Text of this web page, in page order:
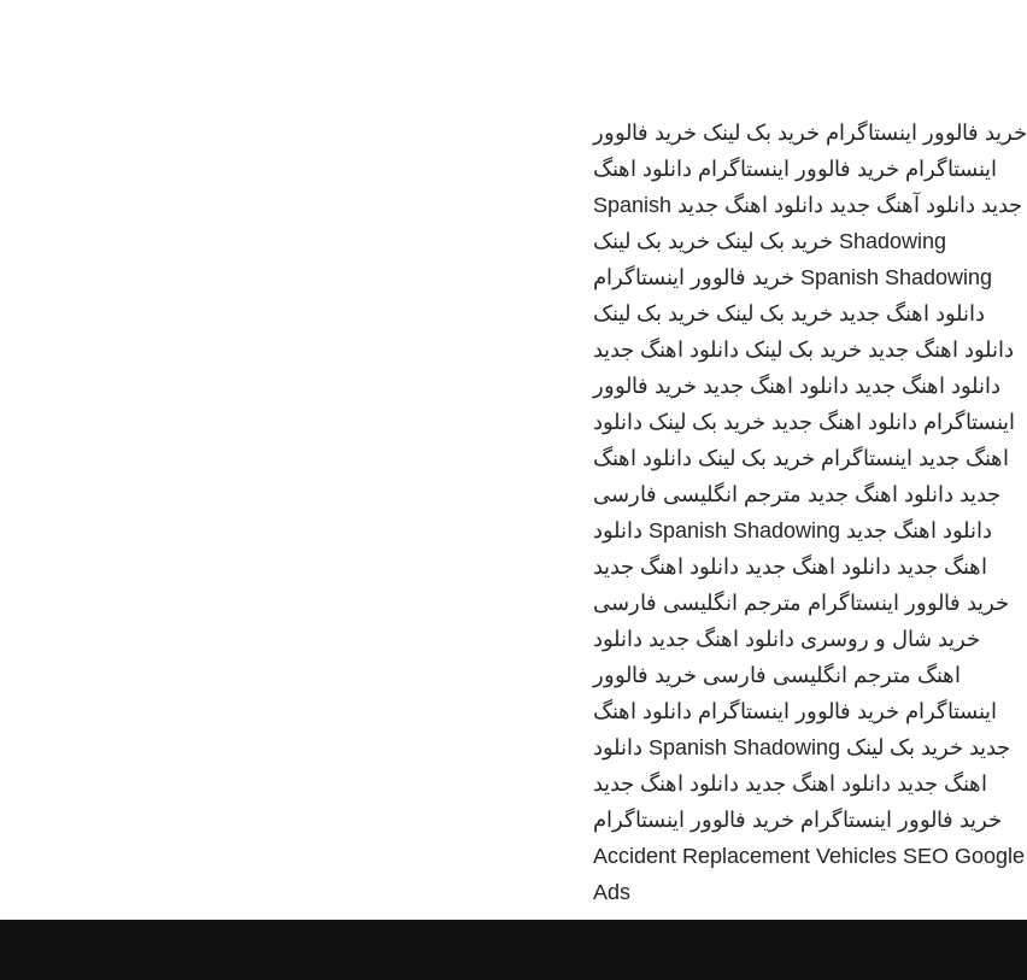
خرید فالوور اینستاگرام خرید بک لینک خرید فالوور
اینستاگرام خرید فالوور اینستاگرام دانلود اهنگ
جدید دانلود آهنگ جدید دانلود اهنگ جدید Spanish
Shadowing خرید بک لینک خرید بک لینک
Spanish Shadowing خرید فالوور اینستاگرام
دانلود اهنگ جدید خرید بک لینک خرید بک لینک
دانلود اهنگ جدید خرید بک لینک دانلود اهنگ جدید
دانلود اهنگ جدید دانلود اهنگ جدید خرید فالوور
اینستاگرام دانلود اهنگ جدید خرید بک لینک دانلود
اهنگ جدید اینستاگرام خرید بک لینک دانلود اهنگ
جدید دانلود اهنگ جدید مترجم انگلیسی فارسی
دانلود اهنگ جدید Spanish Shadowing دانلود
اهنگ جدید دانلود اهنگ جدید دانلود اهنگ جدید
خرید فالوور اینستاگرام مترجم انگلیسی فارسی
خرید شال و روسری دانلود اهنگ جدید دانلود
اهنگ مترجم انگلیسی فارسی خرید فالوور
اینستاگرام خرید فالوور اینستاگرام دانلود اهنگ
جدید خرید بک لینک Spanish Shadowing دانلود
اهنگ جدید دانلود اهنگ جدید دانلود اهنگ جدید
خرید فالوور اینستاگرام خرید فالوور اینستاگرام
Accident Replacement Vehicles SEO Google
Ads